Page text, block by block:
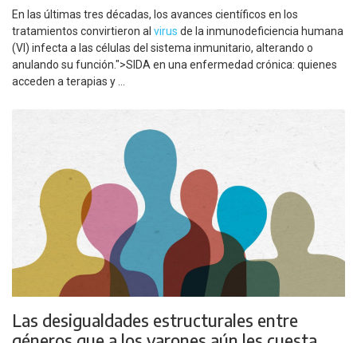
En las últimas tres décadas, los avances científicos en los
tratamientos convirtieron al virus de la inmunodeficiencia humana
(VI) infecta a las células del sistema inmunitario, alterando o
anulando su función.">SIDA en una enfermedad crónica: quienes
acceden a terapias y ...
Las desigualdades estructurales entre